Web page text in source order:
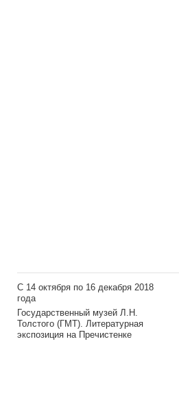
C 14 октября по 16 декабря 2018
года
Государственный музей Л.Н.
Толстого (ГМТ). Литературная
экспозиция на Пречистенке